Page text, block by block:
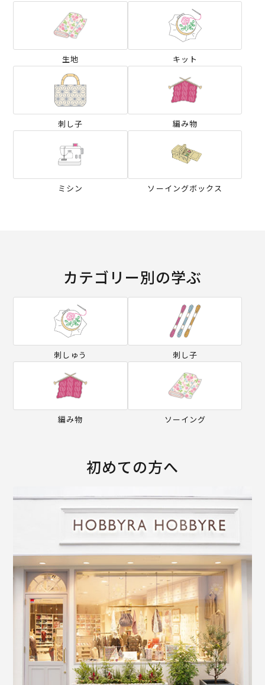
生地 キット
刺し子 編み物
ミシン ソーイングボックス
カテゴリー別の学ぶ
刺しゅう 刺し子
編み物 ソーイング
初めての方へ